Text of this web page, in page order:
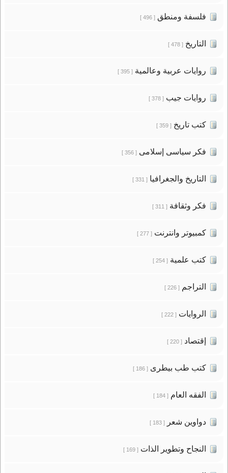
فلسفة ومنطق[ 496 ]
التاريخ[ 478 ]
روايات عربية وعالمية[ 395 ]
روايات جيب[ 378 ]
كتب تاريخ[ 359 ]
فكر سياسى إسلامى[ 356 ]
التاريخ والجغرافيا[ 331 ]
فكر وثقافة[ 311 ]
كمبيوتر وانترنت[ 277 ]
كتب علمية[ 254 ]
التراجم[ 226 ]
الروايات[ 222 ]
إقتصاد[ 220 ]
كتب طب بيطرى[ 186 ]
الفقه العام[ 184 ]
دواوين شعر[ 183 ]
النجاح وتطوير الذات[ 169 ]